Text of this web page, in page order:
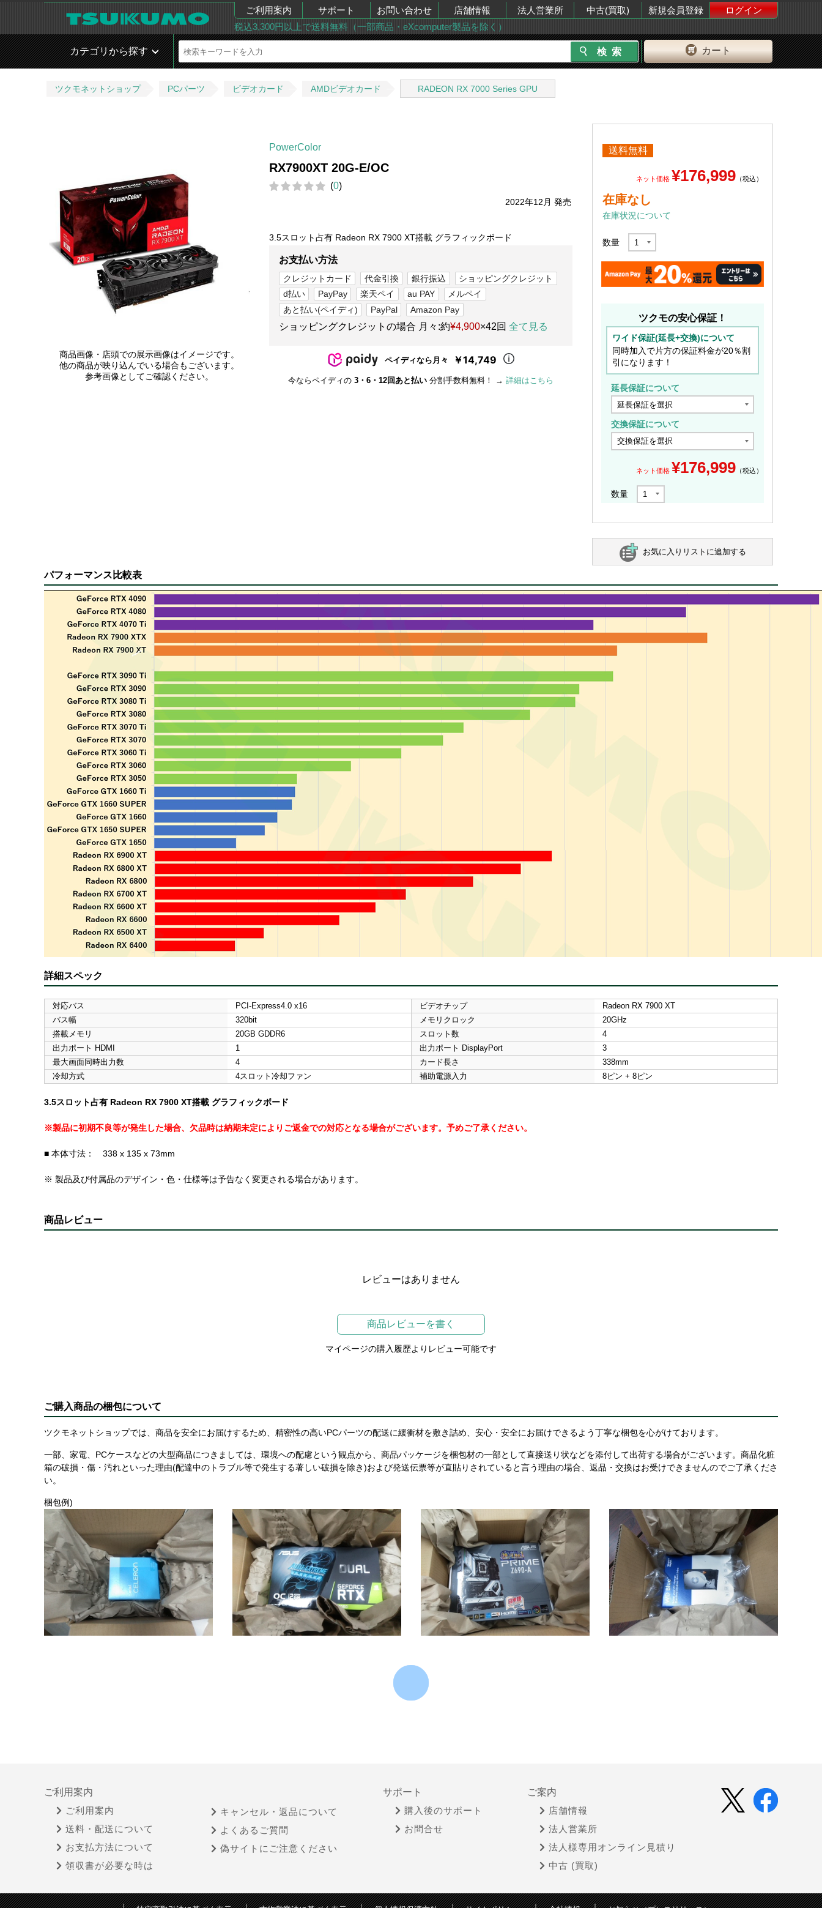
ご利用案内 サポート お問い合わせ 店舗情報 法人営業所 中古(買取) 新規会員登録
ログイン
税込3,300円以上で送料無料（一部商品・eXcomputer製品を除く）
カート
カテゴリから探す
ツクモネットショップ PCパーツ ビデオカード AMDビデオカード RADEON RX 7000 Series GPU
商品画像・店頭での展示画像はイメージです。
他の商品が映り込んでいる場合もございます。
参考画像としてご確認ください。
PowerColor
RX7900XT 20G-E/OC
(0)
2022年12月 発売
3.5スロット占有 Radeon RX 7900 XT搭載 グラフィックボード
お支払い方法
クレジットカード 代金引換 銀行振込
ショッピングクレジット
d払い
PayPay 楽天ペイ au PAY
メルペイ
あと払い(ペイディ)
PayPal Amazon Pay
ショッピングクレジットの場合 月々:約¥4,900×42回 全て見る
ペイディなら月々 ￥14,749
今ならペイディの 3・6・12回あと払い 分割手数料無料！ → 詳細はこちら
送料無料
ネット価格 ¥176,999 （税込）
在庫なし
在庫状況について
数量
ツクモの安心保証！
ワイド保証(延長+交換)について
同時加入で片方の保証料金が20％割
引になります！
延長保証について
交換保証について
ネット価格 ¥176,999 （税込）
数量
お気に入りリストに追加する
パフォーマンス比較表
詳細スペック
対応バス PCI-Express4.0 x16 ビデオチップ
Radeon RX 7900 XT
バス幅
320bit メモリクロック
20GHz
搭載メモリ
20GB GDDR6 スロット数
4
出力ポート HDMI
1 出力ポート DisplayPort
3
最大画面同時出力数
4 カード長さ
338mm
冷却方式
4スロット冷却ファン 補助電源入力 8ピン + 8ピン
3.5スロット占有 Radeon RX 7900 XT搭載 グラフィックボード
※製品に初期不良等が発生した場合、欠品時は納期未定によりご返金での対応となる場合がございます。予めご了承ください。
■ 本体寸法： 338 x 135 x 73mm
※ 製品及び付属品のデザイン・色・仕様等は予告なく変更される場合があります。
商品レビュー
レビューはありません
商品レビューを書く
マイページの購入履歴よりレビュー可能です
ご購入商品の梱包について
ツクモネットショップでは、商品を安全にお届けするため、精密性の高いPCパーツの配送に緩衝材を敷き詰め、安心・安全にお届けできるよう丁寧な梱包を心がけております。
一部、家電、PCケースなどの大型商品につきましては、環境への配慮という観点から、商品パッケージを梱包材の一部として直接送り状などを添付して出荷する場合がございます。商品化粧
箱の破損・傷・汚れといった理由(配達中のトラブル等で発生する著しい破損を除き)および発送伝票等が直貼りされていると言う理由の場合、返品・交換はお受けできませんのでご了承くださ
い。
梱包例)
ご利用案内
ご利用案内
送料・配送について
お支払方法について
領収書が必要な時は
キャンセル・返品について
よくあるご質問
偽サイトにご注意ください
サポート
購入後のサポート
お問合せ
ご案内
店舗情報
法人営業所
法人様専用オンライン見積り
中古 (買取)
特定商取引法に基づく表示 古物営業法に基づく表示 個人情報保護方針 サイトポリシー 会社情報 お知らせ（プレスリリース）